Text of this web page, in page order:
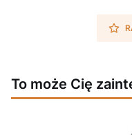
To może Cię